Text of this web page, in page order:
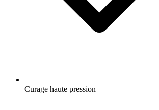
Curage haute pression